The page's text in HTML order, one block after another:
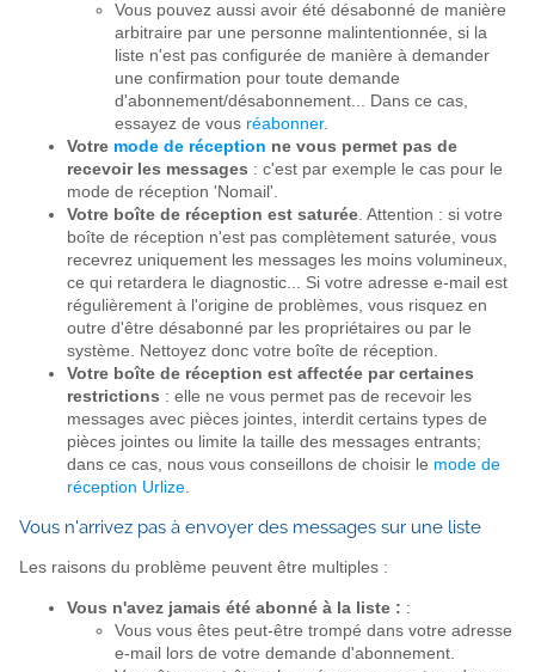
Vous pouvez aussi avoir été désabonné de manière
arbitraire par une personne malintentionnée, si la
liste n'est pas configurée de manière à demander
une confirmation pour toute demande
d'abonnement/désabonnement... Dans ce cas,
essayez de vous réabonner.
Votre mode de réception ne vous permet pas de
recevoir les messages : c'est par exemple le cas pour le
mode de réception 'Nomail'.
Votre boîte de réception est saturée. Attention : si votre
boîte de réception n'est pas complètement saturée, vous
recevrez uniquement les messages les moins volumineux,
ce qui retardera le diagnostic... Si votre adresse e-mail est
régulièrement à l'origine de problèmes, vous risquez en
outre d'être désabonné par les propriétaires ou par le
système. Nettoyez donc votre boîte de réception.
Votre boîte de réception est affectée par certaines
restrictions : elle ne vous permet pas de recevoir les
messages avec pièces jointes, interdit certains types de
pièces jointes ou limite la taille des messages entrants;
dans ce cas, nous vous conseillons de choisir le mode de
réception Urlize.
Vous n'arrivez pas à envoyer des messages sur une liste
Les raisons du problème peuvent être multiples :
Vous n'avez jamais été abonné à la liste : :
Vous vous êtes peut-être trompé dans votre adresse
e-mail lors de votre demande d'abonnement.